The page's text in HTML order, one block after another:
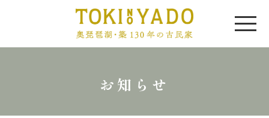
お知らせ